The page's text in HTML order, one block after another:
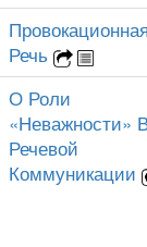
Провокационная
Речь
О Роли
«Неважности»
Речевой
Коммуникации